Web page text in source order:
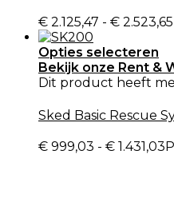
€ 2.125,47 - € 2.523,65
Opties selecteren
Bekijk onze Rent &
Dit product heeft
Sked Basic Rescue
€ 999,03 - € 1.431,03